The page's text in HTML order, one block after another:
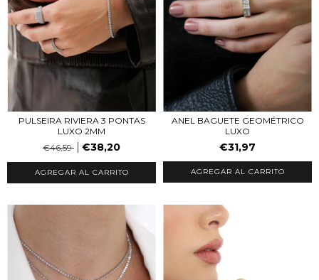
PULSEIRA RIVIERA 3 PONTAS
LUXO 2MM
€46,59
€38,20
ANEL BAGUETE GEOMÉTRICO
LUXO
€31,97
AGREGAR AL CARRITO